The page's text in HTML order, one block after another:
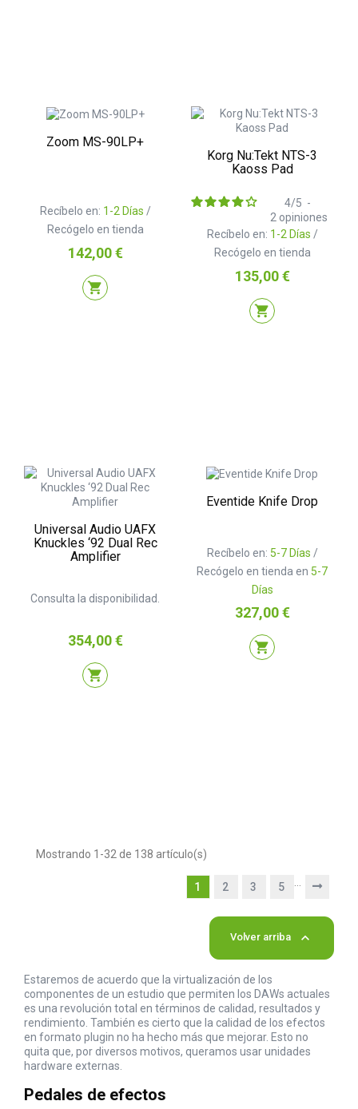
Zoom MS-90LP+
Recíbelo en: 1-2 Días /
Recógelo en tienda
Precio
142,00 €
shopping_cart
Korg Nu:Tekt NTS-3
Kaoss Pad
Recíbelo en: 1-2 Días /
Recógelo en tienda
4/5 -
2 opiniones
Precio
135,00 €
shopping_cart
Universal Audio UAFX
Knuckles ‘92 Dual Rec
Amplifier
Consulta la disponibilidad.
Precio
354,00 €
shopping_cart
Eventide Knife Drop
Recíbelo en: 5-7 Días /
Recógelo en tienda en 5-7
Días
Precio
327,00 €
shopping_cart
Mostrando 1-32 de 138 artículo(s)
1 2 3 5
Volver arriba 
Estaremos de acuerdo que la virtualización de los
componentes de un estudio que permiten los DAWs actuales
es una revolución total en términos de calidad, resultados y
rendimiento. También es cierto que la calidad de los efectos
en formato plugin no ha hecho más que mejorar. Esto no
quita que, por diversos motivos, queramos usar unidades
hardware externas.
Pedales de efectos